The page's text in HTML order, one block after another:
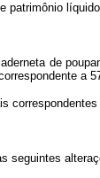
patrimônio
de
a
seguintes